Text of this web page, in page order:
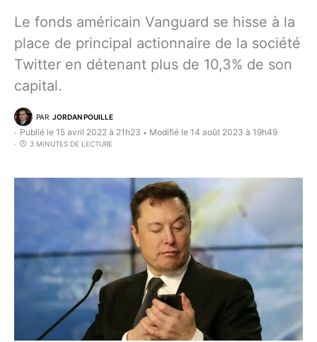
Le fonds américain Vanguard se hisse à la
place de principal actionnaire de la société
Twitter en détenant plus de 10,3% de son
capital.
PAR JORDAN POUILLE
Publié le 15 avril 2022 à 21h23 • Modifié le 14 août 2023 à 19h49
3 MINUTES DE LECTURE